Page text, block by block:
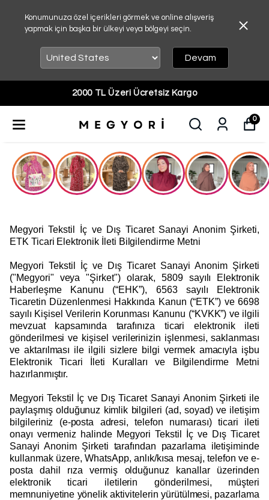
Konumunuza özel içerikleri görmek ve online alışveriş
yapmak için başka bir ülkeyi veya bölgeyi seçin.
Devam
2000 TL Üzeri Ücretsiz Kargo
0
Megyori Tekstil İç ve Dış Ticaret Sanayi Anonim Şirketi,
ETK Ticari Elektronik İleti Bilgilendirme Metni
Megyori Tekstil İç ve Dış Ticaret Sanayi Anonim Şirketi
("Megyori" veya "Şirket") olarak, 5809 sayılı Elektronik
Haberleşme Kanunu (“EHK”), 6563 sayılı Elektronik
Ticaretin Düzenlenmesi Hakkında Kanun (“ETK”) ve 6698
sayılı Kişisel Verilerin Korunması Kanunu (“KVKK”) ve ilgili
mevzuat kapsamında tarafınıza ticari elektronik ileti
gönderilmesi ve kişisel verilerinizin işlenmesi, saklanması
ve aktarılması ile ilgili sizlere bilgi vermek amacıyla işbu
Elektronik Ticari İleti Kuralları ve Bilgilendirme Metni
hazırlanmıştır.
Megyori Tekstil İç ve Dış Ticaret Sanayi Anonim Şirketi ile
paylaşmış olduğunuz kimlik bilgileri (ad, soyad) ve iletişim
bilgileriniz (e-posta adresi, telefon numarası) ticari ileti
onayı vermeniz halinde Megyori Tekstil İç ve Dış Ticaret
Sanayi Anonim Şirketi tarafından pazarlama iletişiminde
kullanmak üzere, WhatsApp, anlık/kısa mesaj, telefon ve e-
posta dahil rıza vermiş olduğunuz kanallar üzerinden
elektronik ticari iletilerin gönderilmesi, müşteri
memnuniyetine yönelik aktivitelerin yürütülmesi, pazarlama